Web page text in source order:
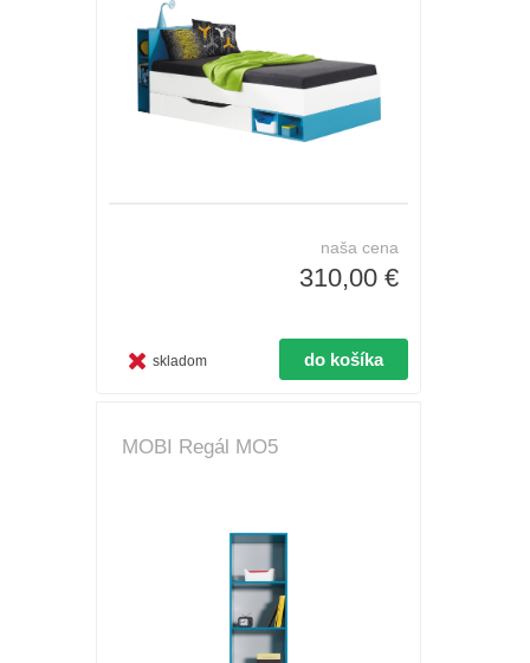
naša cena
310,00 €
skladom
MOBI Regál MO5